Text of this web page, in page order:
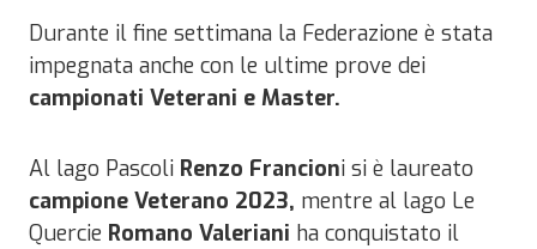
Durante il fine settimana la Federazione è stata
impegnata anche con le ultime prove dei
campionati Veterani e Master.
Al lago Pascoli Renzo Francioni si è laureato
campione Veterano 2023, mentre al lago Le
Quercie Romano Valeriani ha conquistato il